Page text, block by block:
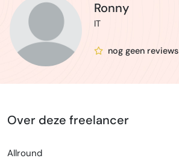
Ronny
IT
nog geen reviews
Over deze freelancer
Allround